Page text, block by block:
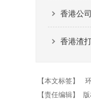
香港公
香港渣
【本文标签】
【责任编辑】